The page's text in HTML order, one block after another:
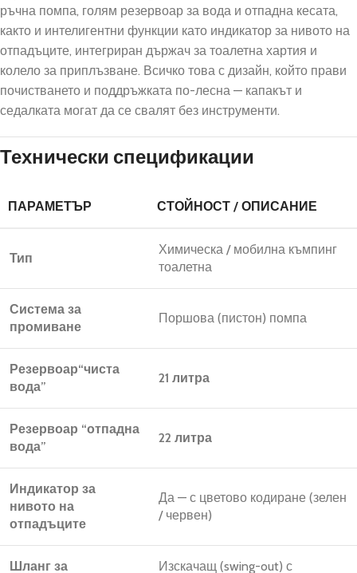
ръчна помпа, голям резервоар за вода и отпадна кесата,
както и интелигентни функции като индикатор за нивото на
отпадъците, интегриран държач за тоалетна хартия и
колело за приплъзване. Всичко това с дизайн, който прави
почистването и поддръжката по-лесна — капакът и
седалката могат да се свалят без инструменти.
Технически спецификации
ПАРАМЕТЪР СТОЙНОСТ / ОПИСАНИЕ
Тип
Химическа / мобилна къмпинг
тоалетна
Система за
промиване
Поршова (пистон) помпа
Резервоар“чиста
вода”
21 литра
Резервоар “отпадна
вода”
22 литра
Индикатор за
нивото на
отпадъците
Да — с цветово кодиране (зелен
/ червен)
Шланг за Изскачащ (swing-out) с